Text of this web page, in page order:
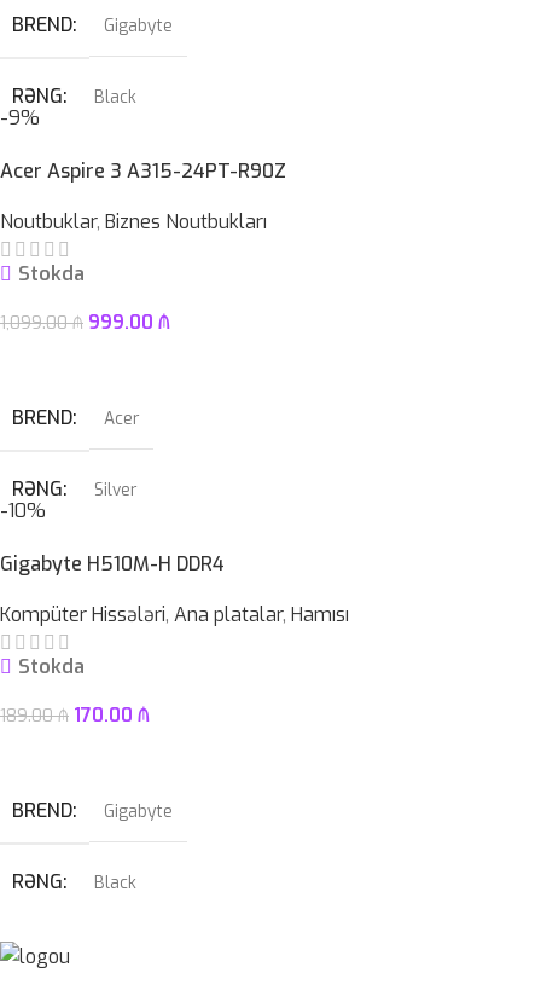
512GB
HDD
BREND Gigabyte
RƏNG Black
PROSESSOR Intel® LGA 1700 soket
OPERATIV YADDAŞ
ZƏMANƏT MÜDDƏTI
-9%
Acer Aspire 3 A315-24PT-R90Z
Noutbuklar, Biznes Noutbukları
Stokda
1,099.00₼ 999.00 ₼
BREND Acer
RƏNG Silver
PROSESSOR AMD Ryzen™ 5 7520U
OPERATIV YADDAŞ 8 GB
EKRAN 15.6″ FHD LED TouchScreen
512GB
-10%
Gigabyte H510M-H DDR4
Kompüter Hissələri, Ana platalar, Hamısı
Stokda
189.00₼ 170.00 ₼
BREND Gigabyte
RƏNG Black
PROSESSOR